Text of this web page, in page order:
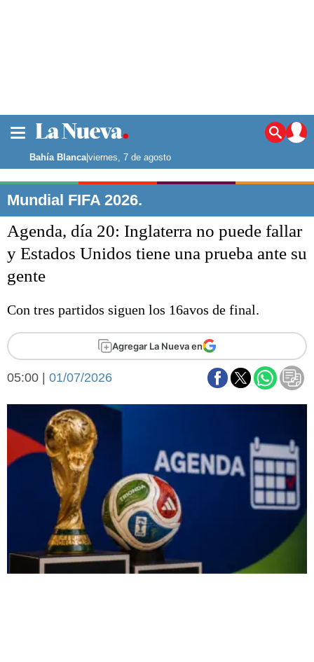
Noticias
La ciudad
Punta Alta
El país
El mundo
Seguridad
Liga del Sur
Fútbol
Federal A
Arte y cultura
Economía y campo
Espacio empresas
Sociedad y tiempo
Sociedad
Tecnología
Turismo
Salud
Es viral
Bahía Blanca|viernes, 7 de agosto
Mundial FIFA 2026.
Agenda, día 20: Inglaterra no puede fallar
y Estados Unidos tiene una prueba ante su
gente
Con tres partidos siguen los 16avos de final.
Agregar La Nueva en
05:00 | 01/07/2026